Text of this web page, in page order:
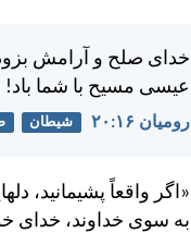
خدای صلح و آرامش
عيسی مسيح با شما باد!
رومیان ۱۶:‏۲۰ شیطان
«اگر واقعاً پشيمانيد،
به سوی خداوند، خدای